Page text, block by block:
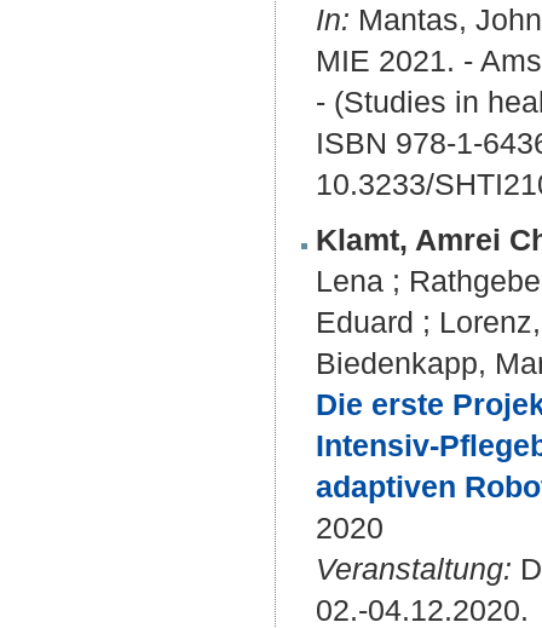
In: Mantas,
MIE 2021. -
- (Studies in
ISBN 978-1-
10.3233/
Klamt, Amrei
Lena ;
Eduard ;
Biedenkapp,
Die erste
Intensiv-
adaptiven
2020
Veranstaltung:
02.-04.12.2020.